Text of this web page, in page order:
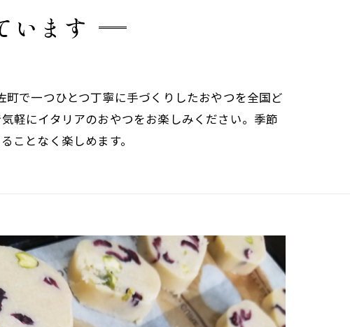
います
で一つひとつ丁寧に手づくりしたおやつを全国ど
軽にイタリアのおやつをお楽しみください。季節
ことなく楽しめます。